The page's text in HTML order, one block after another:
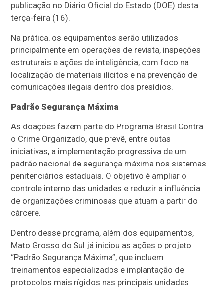
publicação no Diário Oficial do Estado (DOE) desta
terça-feira (16).
Na prática, os equipamentos serão utilizados
principalmente em operações de revista, inspeções
estruturais e ações de inteligência, com foco na
localização de materiais ilícitos e na prevenção de
comunicações ilegais dentro dos presídios.
Padrão Segurança Máxima
As doações fazem parte do Programa Brasil Contra
o Crime Organizado, que prevê, entre outas
iniciativas, a implementação progressiva de um
padrão nacional de segurança máxima nos sistemas
penitenciários estaduais. O objetivo é ampliar o
controle interno das unidades e reduzir a influência
de organizações criminosas que atuam a partir do
cárcere.
Dentro desse programa, além dos equipamentos,
Mato Grosso do Sul já iniciou as ações o projeto
“Padrão Segurança Máxima”, que incluem
treinamentos especializados e implantação de
protocolos mais rígidos nas principais unidades